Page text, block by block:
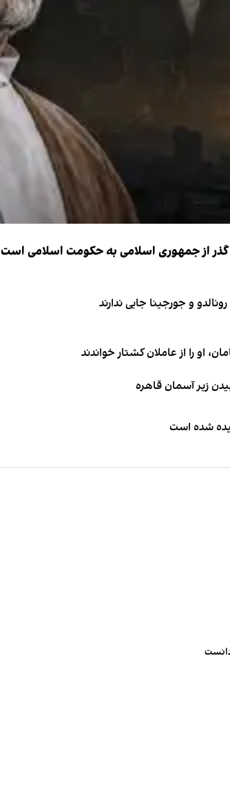
گذر از جمهوری اسلامی به حکومت اسلامی است
او را از عاملان کشتار خواندند
شده است